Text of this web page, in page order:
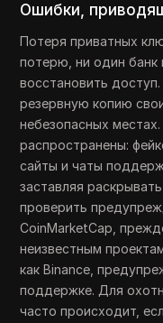
Ошибки,
Потеря приватных
потерю, ни один банк
восстановить
резервную копию
небезопасных
распространены:
сайты и чаты
заставляя
проверить
CoinMarketCap,
неизвестным
как Binance,
поддержке. Для
часто происходит,